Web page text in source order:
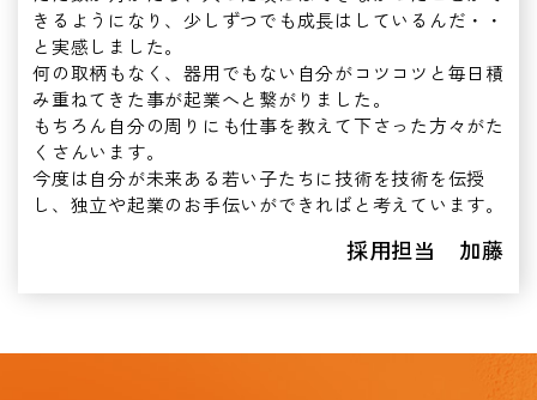
きるようになり、少しずつでも成長はしているんだ・・
と実感しました。
何の取柄もなく、器用でもない自分がコツコツと毎日積
み重ねてきた事が起業へと繋がりました。
もちろん自分の周りにも仕事を教えて下さった方々がた
くさんいます。
今度は自分が未来ある若い子たちに技術を技術を伝授
し、独立や起業のお手伝いができればと考えています。
採用担当 加藤